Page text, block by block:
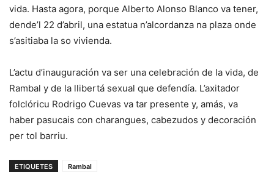
vida. Hasta agora, porque Alberto Alonso Blanco va tener,
dende’l 22 d’abril, una estatua n’alcordanza na plaza onde
s’asitiaba la so vivienda.
L’actu d’inauguración va ser una celebración de la vida, de
Rambal y de la llibertá sexual que defendía. L’axitador
folclóricu Rodrigo Cuevas va tar presente y, amás, va
haber pasucais con charangues, cabezudos y decoración
per tol barriu.
ETIQUETES Rambal